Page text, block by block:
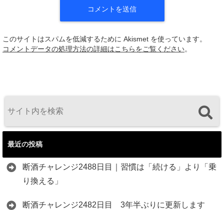
このサイトはスパムを低減するために Akismet を使っています。
コメントデータの処理方法の詳細はこちらをご覧ください。
最近の投稿
断酒チャレンジ2488日目｜習慣は「続ける」より「乗
り換える」
断酒チャレンジ2482日目 3年半ぶりに更新します